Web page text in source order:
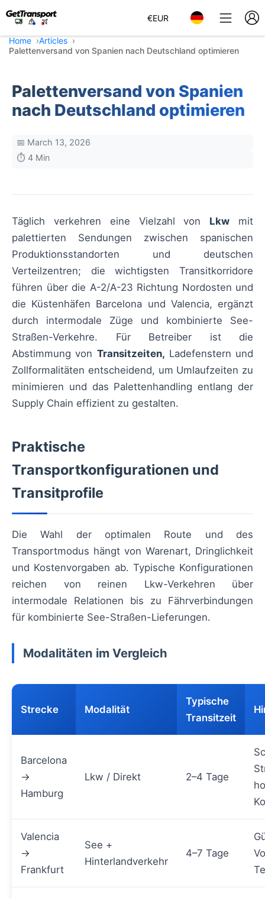
€EUR
Home
Articles
Palettenversand von Spanien nach Deutschland optimieren
Palettenversand von Spanien
nach Deutschland optimieren
📅 March 13, 2026
⏱️ 4 Min
Täglich verkehren eine Vielzahl von Lkw mit
palettierten Sendungen zwischen spanischen
Produktionsstandorten und deutschen
Verteilzentren; die wichtigsten Transitkorridore
führen über die A-2/A-23 Richtung Nordosten und
die Küstenhäfen Barcelona und Valencia, ergänzt
durch intermodale Züge und kombinierte See-
Straßen-Verkehre. Für Betreiber ist die
Abstimmung von Transitzeiten, Ladefenstern und
Zollformalitäten entscheidend, um Umlaufzeiten zu
minimieren und das Palettenhandling entlang der
Supply Chain effizient zu gestalten.
Praktische
Transportkonfigurationen und
Transitprofile
Die Wahl der optimalen Route und des
Transportmodus hängt von Warenart, Dringlichkeit
und Kostenvorgaben ab. Typische Konfigurationen
reichen von reinen Lkw-Verkehren über
intermodale Relationen bis zu Fährverbindungen
für kombinierte See-Straßen-Lieferungen.
Modalitäten im Vergleich
Strecke Modalität
Typische
Transitzeit
Barcelona
→
Hamburg
Lkw / Direkt 2–4 Tage
Valencia
→
Frankfurt
See +
Hinterlandverkehr
4–7 Tage